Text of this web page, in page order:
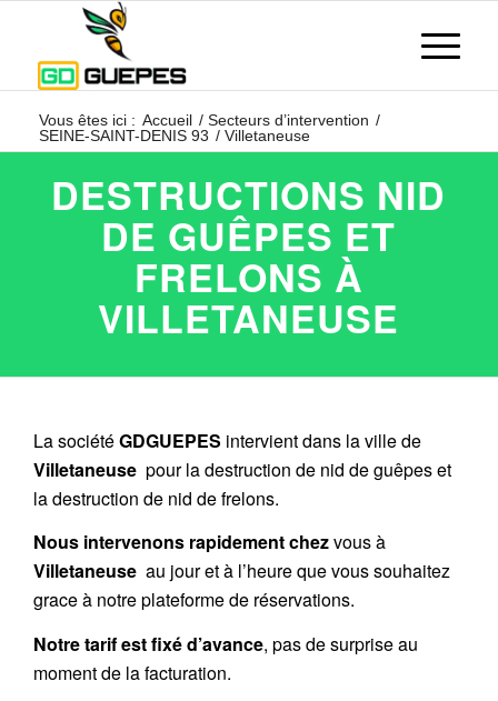
Vous êtes ici : Accueil / Secteurs d’intervention /
SEINE-SAINT-DENIS 93 / Villetaneuse
DESTRUCTIONS NID
DE GUÊPES ET
FRELONS À
VILLETANEUSE
La sociétéGDGUEPES intervient dans la ville de
Villetaneuse pour la destruction de nid de guêpes et
la destruction de nid de frelons.
Nous intervenons rapidement chezvous à
Villetaneuse au jour et à l’heure que vous souhaitez
grace à notre plateforme de réservations.
Notre tarif est fixé d’avance, pas de surprise au
moment de la facturation.